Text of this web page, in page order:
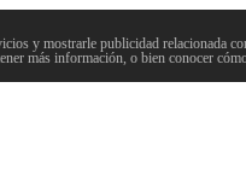
y mostrarle publicidad relacionada
más información, o bien conocer